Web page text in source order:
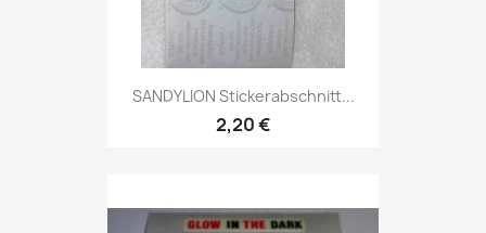
SANDYLION Stickerabschnitt...
2,20 €